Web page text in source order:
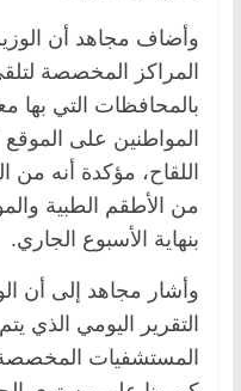
وأضاف مجاهد أن
المراكز المخصصة
بالمحافظات التي بها
المواطنين على
من الأطقم الطبية
بنهاية الأسبوع الجاري.
وأشار مجاهد إلى أن
التقرير اليومي الذي
المستشفيات